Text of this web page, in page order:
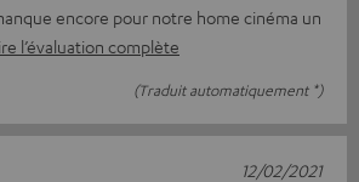
encore pour notre home cinéma un
l’évaluation complète
(Traduit automatiquement *)
12/02/2021